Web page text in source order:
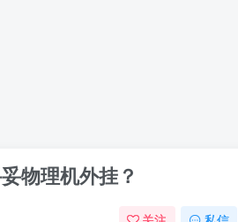
物理机外挂？